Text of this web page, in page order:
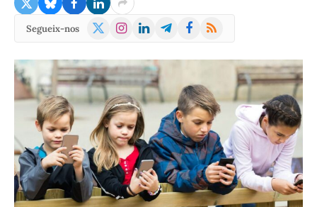
Segueix-nos
X
Instagram
LinkedInTelegramFacebook
RSS